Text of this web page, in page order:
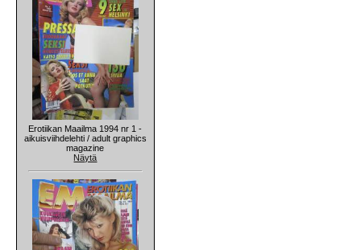
Erotiikan Maailma 1994 nr 1 -
aikuisviihdelehti / adult graphics
magazine
Näytä